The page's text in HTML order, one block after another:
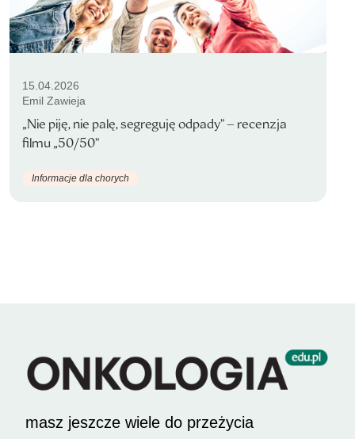
15.04.2026
Emil Zawieja
„Nie piję, nie palę, segreguję odpady” – recenzja
filmu „50/50”
Informacje dla chorych
masz jeszcze wiele do przeżycia